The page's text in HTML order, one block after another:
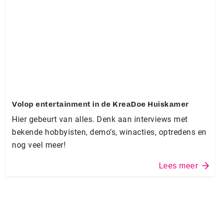
Volop entertainment in de KreaDoe Huiskamer
Hier gebeurt van alles. Denk aan interviews met
bekende hobbyisten, demo’s, winacties, optredens en
nog veel meer!
Lees meer